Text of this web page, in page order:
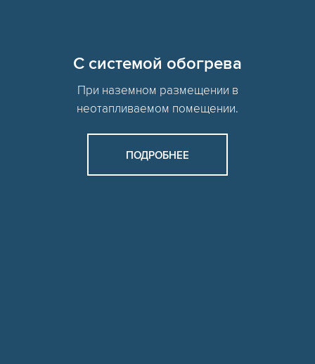
C системой обогрева
При наземном размещении в
неотапливаемом помещении.
ПОДРОБНЕЕ